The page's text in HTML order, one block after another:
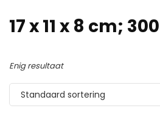
‎17 x 11 x 8 cm;
Enig resultaat
Standaard sortering